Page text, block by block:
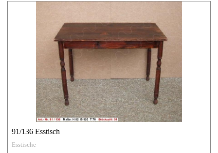
91/136 Esstisch
Esstische